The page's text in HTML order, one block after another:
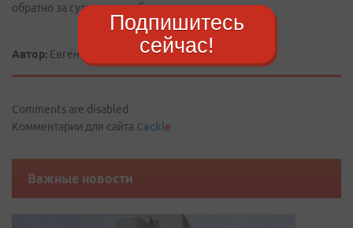
обратно за сутки могут обернуться несколько раз.
Автор: Евгений ИЗЪЮРОВ, «Владивосток»
Comments are disabled
Комментарии для сайта Cackle
Важные новости
Подпишитесь
сейчас!